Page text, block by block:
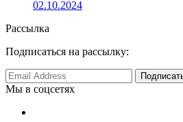
02.10.2024
Рассылка
Подписаться на рассылку:
Мы в соцсетях